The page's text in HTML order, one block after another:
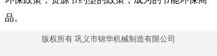
品。
版权所有 巩义市锦华机械制造有限公司